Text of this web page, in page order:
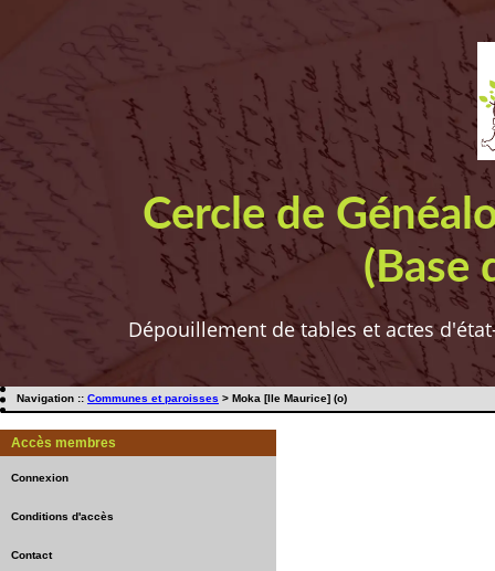
Cercle de
(Base
Dépouillement de tables et actes
Navigation :: Communes et paroisses > Moka [Ile Maurice] (o)
Accès membres
Connexion
Conditions d'accès
Contact